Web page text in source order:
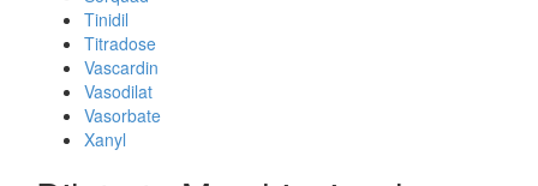
Tinidil
Titradose
Vascardin
Vasodilat
Vasorbate
Xanyl